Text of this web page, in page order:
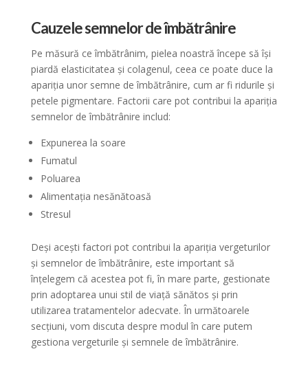
Cauzele semnelor de îmbătrânire
Pe măsură ce îmbătrânim, pielea noastră începe să își
piardă elasticitatea și colagenul, ceea ce poate duce la
apariția unor semne de îmbătrânire, cum ar fi ridurile și
petele pigmentare. Factorii care pot contribui la apariția
semnelor de îmbătrânire includ:
Expunerea la soare
Fumatul
Poluarea
Alimentația nesănătoasă
Stresul
Deși acești factori pot contribui la apariția vergeturilor
și semnelor de îmbătrânire, este important să
înțelegem că acestea pot fi, în mare parte, gestionate
prin adoptarea unui stil de viață sănătos și prin
utilizarea tratamentelor adecvate. În următoarele
secțiuni, vom discuta despre modul în care putem
gestiona vergeturile și semnele de îmbătrânire.